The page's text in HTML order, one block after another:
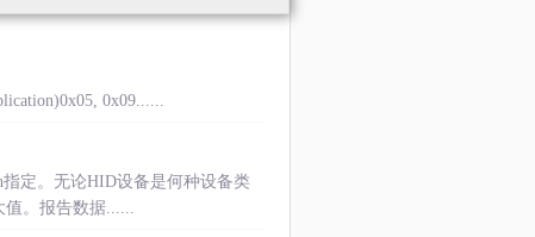
0x09......
定。无论HID设备是何种设备类
。报告数据......